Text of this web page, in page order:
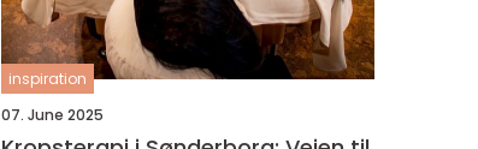
inspiration
07. June 2025